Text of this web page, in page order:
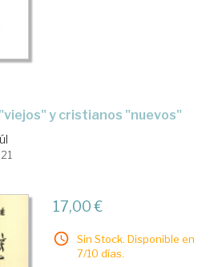
"viejos" y cristianos "nuevos"
17,00 €
Sin Stock. Disponible en
7/10 días.